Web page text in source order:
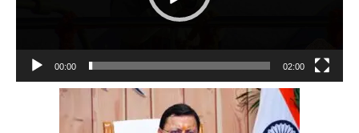
00:00 02:00